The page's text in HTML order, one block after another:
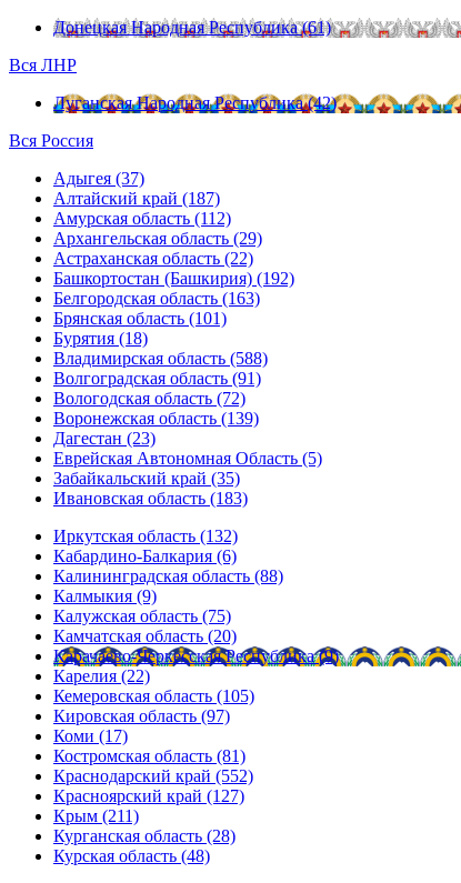
Донецкая Народная Республика (61)
Вся ЛНР
Луганская Народная Республика (42)
Вся Россия
Адыгея (37)
Алтайский край (187)
Амурская область (112)
Архангельская область (29)
Астраханская область (22)
Башкортостан (Башкирия) (192)
Белгородская область (163)
Брянская область (101)
Бурятия (18)
Владимирская область (588)
Волгоградская область (91)
Вологодская область (72)
Воронежская область (139)
Дагестан (23)
Еврейская Автономная Область (5)
Забайкальский край (35)
Ивановская область (183)
Иркутская область (132)
Кабардино-Балкария (6)
Калининградская область (88)
Калмыкия (9)
Калужская область (75)
Камчатская область (20)
Карачаево-Черкесская Республика (9)
Карелия (22)
Кемеровская область (105)
Кировская область (97)
Коми (17)
Костромская область (81)
Краснодарский край (552)
Красноярский край (127)
Крым (211)
Курганская область (28)
Курская область (48)